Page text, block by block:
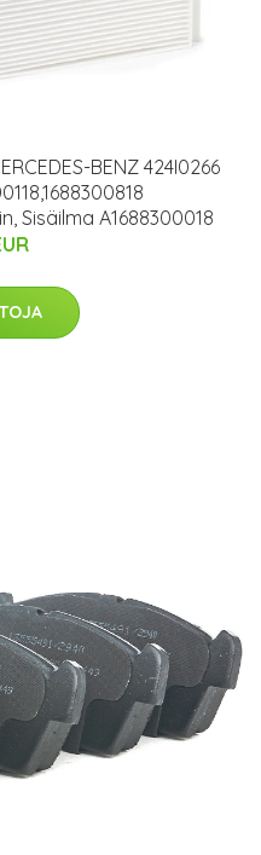
BENZ 424I0266
Sisäilma A1688300018